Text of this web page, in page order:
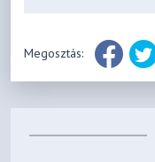
Megosztás: